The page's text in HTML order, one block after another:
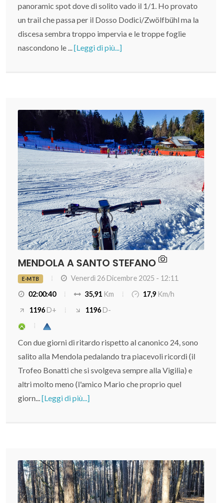
panoramic spot dove di solito vado il 1/1. Ho provato
un trail che passa per il Dosso Dodici/Zwölfbühl ma la
discesa sembra troppo impervia e le troppe foglie
nascondono le ... [Leggi di più...]
MENDOLA A SANTO STEFANO
E-MTB
Venerdì 26 Dicembre 2025 - 12:11
02:00:40
35,91 Km 17,9 Km/h
1196D+ 1196D-
Con due giorni di ritardo rispetto al canonico 24, sono
salito alla Mendola pedalando tra piacevoli ricordi (il
Trofeo Bonatti che si svolgeva sempre alla Vigilia) e
altri molto meno (l'amico Mario che proprio quel
giorn...[Leggi di più...]